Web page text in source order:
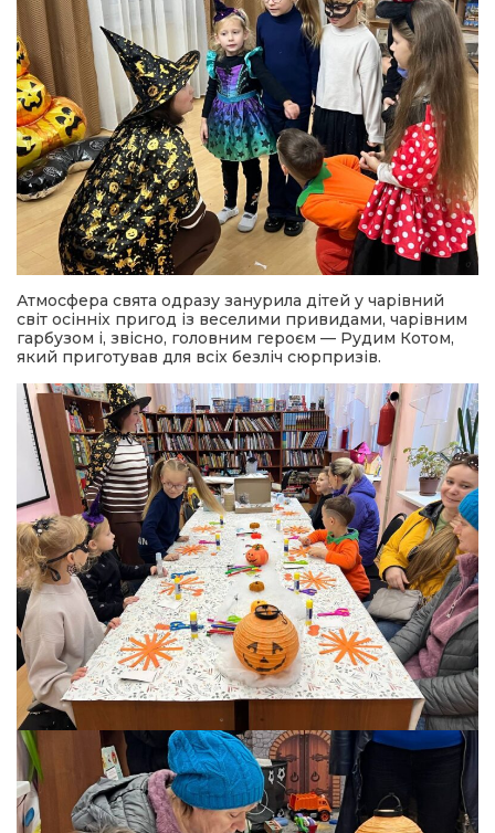
Атмосфера свята одразу занурила дітей у чарівний
світ осінніх пригод із веселими привидами, чарівним
гарбузом і, звісно, головним героєм — Рудим Котом,
який приготував для всіх безліч сюрпризів.